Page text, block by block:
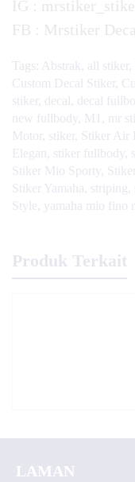
IG :
FB : Mrstiker
Tags: Abstrak all stiker
Custom Decal Stiker
stiker
decal decal
new fullbody
M1 mr
Motor
stiker Stiker Air
Elegan
stiker fullbody
Stiker Mio Sporty
Stiker Yamaha striping
Style yamaha mio fino
Produk Terkait
LAMAN